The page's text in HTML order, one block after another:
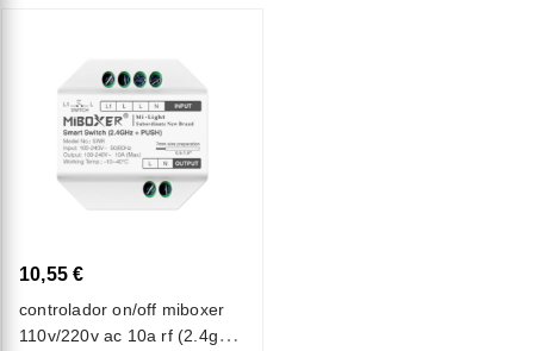
10,55 €
controlador on/off miboxer
110v/220v ac 10a rf (2.4ghz)